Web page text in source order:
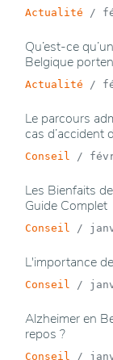
Actualité /
Qu’est-ce
Belgique
Actualité /
Le parcours
cas d’accident
Conseil /
Les Bienfaits
Guide Complet
Conseil /
L'importance
Conseil /
Alzheimer en
repos ?
Conseil /